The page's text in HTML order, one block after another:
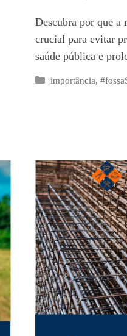
Descubra por que a
crucial para evitar
saúde pública e
Categorias
importância,